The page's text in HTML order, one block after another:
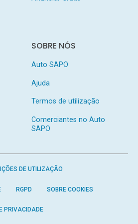
SOBRE NÓS
Auto SAPO
Ajuda
Termos de utilização
Comerciantes no Auto
SAPO
DE UTILIZAÇÃO
RGPD SOBRE COOKIES
PRIVACIDADE